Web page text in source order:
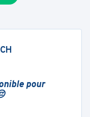
pour